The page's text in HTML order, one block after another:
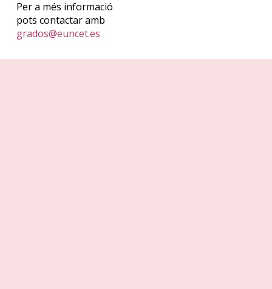
Per a més informació
pots contactaramb
grados@euncet.es